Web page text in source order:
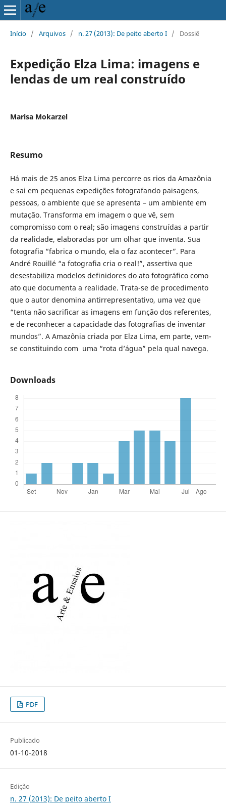
Início / Arquivos / n. 27 (2013): De peito aberto I / Dossiê
Expedição Elza Lima: imagens e
lendas de um real construído
Marisa Mokarzel
Resumo
Há mais de 25 anos Elza Lima percorre os rios da Amazônia
e sai em pequenas expedições fotografando paisagens,
pessoas, o ambiente que se apresenta – um ambiente em
mutação. Transforma em imagem o que vê, sem
compromisso com o real; são imagens construídas a partir
da realidade, elaboradas por um olhar que inventa. Sua
fotografia “fabrica o mundo, ela o faz acontecer”. Para
André Rouillé “a fotografia cria o real!”, assertiva que
desestabiliza modelos definidores do ato fotográfico como
ato que documenta a realidade. Trata-se de procedimento
que o autor denomina antirrepresentativo, uma vez que
“tenta não sacrificar as imagens em função dos referentes,
e de reconhecer a capacidade das fotografias de inventar
mundos”. A Amazônia criada por Elza Lima, em parte, vem-
se constituindo com uma “rota d’água” pela qual navega.
Downloads
PDF
Publicado
01-10-2018
Edição
n. 27 (2013): De peito aberto I